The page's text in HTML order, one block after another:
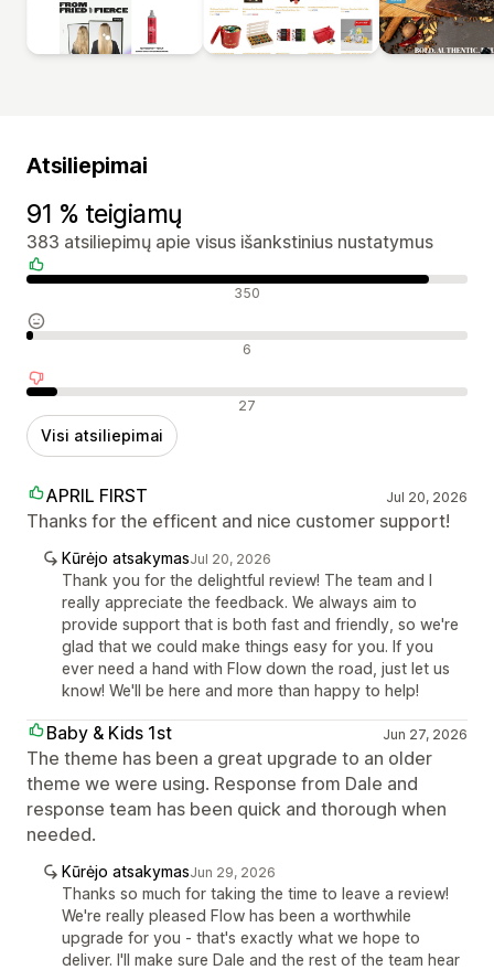
Atsiliepimai
91 % teigiamų
383 atsiliepimų apie visus išankstinius nustatymus
Teigiami atsiliepimai 350
Neutralūs atsiliepimai 6
Neigiami atsiliepimai 27
Visi atsiliepimai
APRIL FIRST Jul 20, 2026
Thanks for the efficent and nice customer support!
Kūrėjo atsakymasJul 20, 2026
Thank you for the delightful review! The team and I
really appreciate the feedback. We always aim to
provide support that is both fast and friendly, so we're
glad that we could make things easy for you. If you
ever need a hand with Flow down the road, just let us
know! We'll be here and more than happy to help!
Baby & Kids 1st Jun 27, 2026
The theme has been a great upgrade to an older
theme we were using. Response from Dale and
response team has been quick and thorough when
needed.
Kūrėjo atsakymasJun 29, 2026
Thanks so much for taking the time to leave a review!
We're really pleased Flow has been a worthwhile
upgrade for you - that's exactly what we hope to
deliver. I'll make sure Dale and the rest of the team hear